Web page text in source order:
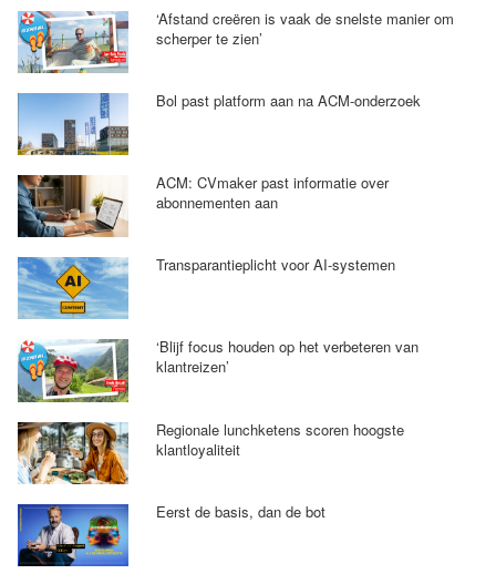
‘Afstand creëren is vaak de snelste manier om
scherper te zien’
Bol past platform aan na ACM-onderzoek
ACM: CVmaker past informatie over
abonnementen aan
Transparantieplicht voor AI-systemen
‘Blijf focus houden op het verbeteren van
klantreizen’
Regionale lunchketens scoren hoogste
klantloyaliteit
Eerst de basis, dan de bot